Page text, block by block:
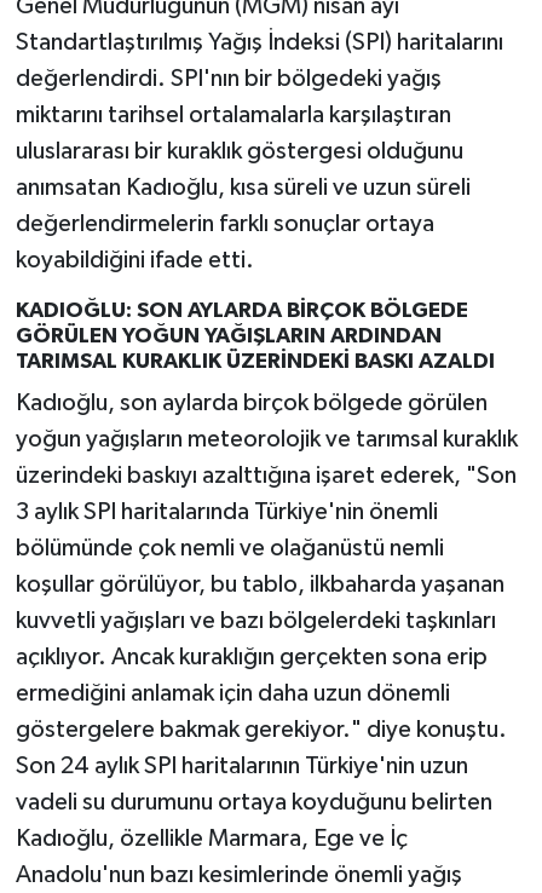
Genel Müdürlüğünün (MGM) nisan ayı
Standartlaştırılmış Yağış İndeksi (SPI) haritalarını
değerlendirdi. SPI'nın bir bölgedeki yağış
miktarını tarihsel ortalamalarla karşılaştıran
uluslararası bir kuraklık göstergesi olduğunu
anımsatan Kadıoğlu, kısa süreli ve uzun süreli
değerlendirmelerin farklı sonuçlar ortaya
koyabildiğini ifade etti.
KADIOĞLU: SON AYLARDA BİRÇOK BÖLGEDE
GÖRÜLEN YOĞUN YAĞIŞLARIN ARDINDAN
TARIMSAL KURAKLIK ÜZERİNDEKİ BASKI AZALDI
Kadıoğlu, son aylarda birçok bölgede görülen
yoğun yağışların meteorolojik ve tarımsal kuraklık
üzerindeki baskıyı azalttığına işaret ederek, "Son
3 aylık SPI haritalarında Türkiye'nin önemli
bölümünde çok nemli ve olağanüstü nemli
koşullar görülüyor, bu tablo, ilkbaharda yaşanan
kuvvetli yağışları ve bazı bölgelerdeki taşkınları
açıklıyor. Ancak kuraklığın gerçekten sona erip
ermediğini anlamak için daha uzun dönemli
göstergelere bakmak gerekiyor." diye konuştu.
Son 24 aylık SPI haritalarının Türkiye'nin uzun
vadeli su durumunu ortaya koyduğunu belirten
Kadıoğlu, özellikle Marmara, Ege ve İç
Anadolu'nun bazı kesimlerinde önemli yağış